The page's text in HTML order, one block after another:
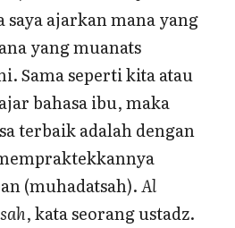
saya ajarkan mana yang
yang muanats
Sama seperti kita atau
bahasa ibu, maka
terbaik adalah dengan
(muhadatsah).Al
, kata seorang ustadz.